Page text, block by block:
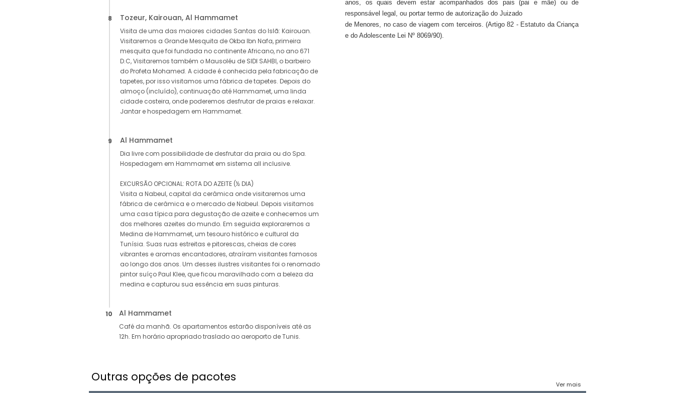
8 Tozeur, Kairouan, Al Hammamet
Visita de uma das maiores cidades Santas do Islã: Kairouan.
Visitaremos a Grande Mesquita de Okba Ibn Nafa, primeira
mesquita que foi fundada no continente Africano, no ano 671
D.C, Visitaremos também o Mausoléu de SIDI SAHBI, o barbeiro
do Profeta Mohamed. A cidade é conhecida pela fabricação de
tapetes, por isso visitamos uma fábrica de tapetes. Depois do
almoço (incluído), continuação até Hammamet, uma linda
cidade costeira, onde poderemos desfrutar de praias e relaxar.
Jantar e hospedagem em Hammamet.
9 Al Hammamet
Dia livre com possibilidade de desfrutar da praia ou do Spa.
Hospedagem em Hammamet em sistema all inclusive.
EXCURSÃO OPCIONAL: ROTA DO AZEITE (½ DIA)
Visita a Nabeul, capital da cerâmica onde visitaremos uma
fábrica de cerâmica e o mercado de Nabeul. Depois visitamos
uma casa típica para degustação de azeite e conhecemos um
dos melhores azeites do mundo. Em seguida exploraremos a
Medina de Hammamet, um tesouro histórico e cultural da
Tunísia. Suas ruas estreitas e pitorescas, cheias de cores
vibrantes e aromas encantadores, atraíram visitantes famosos
ao longo dos anos. Um desses ilustres visitantes foi o renomado
pintor suíço Paul Klee, que ficou maravilhado com a beleza da
medina e capturou sua essência em suas pinturas.
10 Al Hammamet
Café da manhã. Os apartamentos estarão disponíveis até as
12h. Em horário apropriado traslado ao aeroporto de Tunis.
anos, os quais devem estar acompanhados dos pais (pai e mãe) ou de
responsável legal, ou portar termo de autorização do Juizado
de Menores, no caso de viagem com terceiros. (Artigo 82 - Estatuto da Criança
e do Adolescente Lei Nº 8069/90).
Outras opções de pacotes
Ver mais